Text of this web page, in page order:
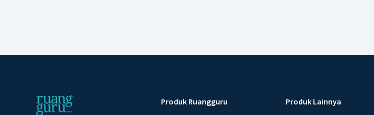
Produk Ruangguru Produk Lainnya